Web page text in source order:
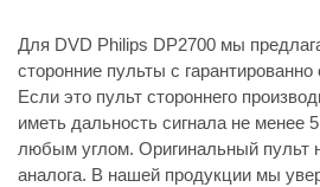
Для DVD Philips DP2700 мы
сторонние пульты с
Если это пульт стороннего
иметь дальность сигнала не менее
любым углом. Оригинальный пульт
аналога. В нашей продукции мы